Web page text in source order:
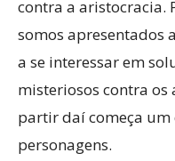
contra a aristocracia.
somos apresentados
a se interessar em
misteriosos contra os
partir daí começa um
personagens.